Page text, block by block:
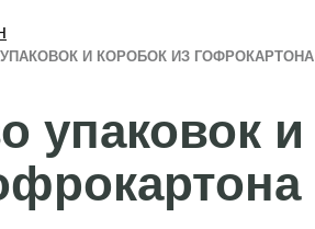
И КОРОБОК ИЗ ГОФРОКАРТОНА
упаковок и